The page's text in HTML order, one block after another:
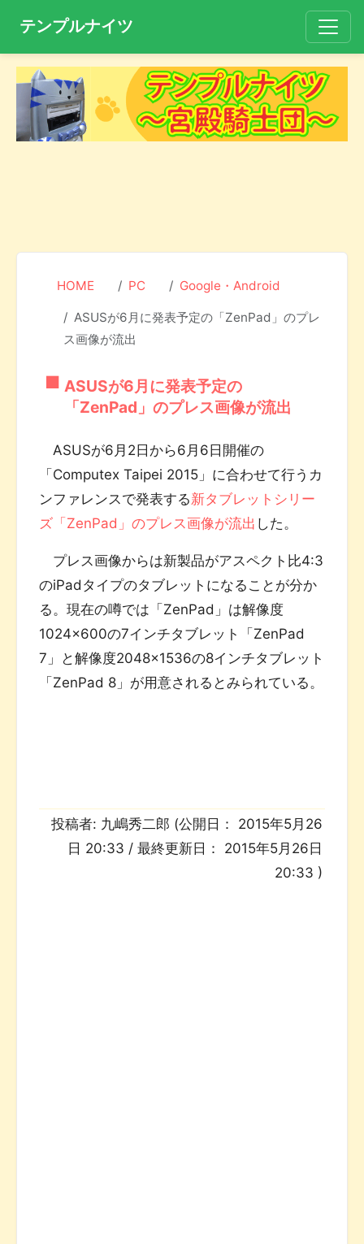
テンプルナイツ
HOME PC Google・Android
ASUSが6月に発表予定の「ZenPad」のプレ
ス画像が流出
ASUSが6月に発表予定の
「ZenPad」のプレス画像が流出
ASUSが6月2日から6月6日開催の
「Computex Taipei 2015」に合わせて行うカ
ンファレンスで発表する新タブレットシリー
ズ「ZenPad」のプレス画像が流出 した。
プレス画像からは新製品がアスペクト比4:3
のiPadタイプのタブレットになることが分か
る。現在の噂では「ZenPad」は解像度
1024×600の7インチタブレット「ZenPad
7」と解像度2048×1536の8インチタブレット
「ZenPad 8」が用意されるとみられている。
投稿者: 九嶋秀二郎 (公開日： 2015年5月26
日 20:33 / 最終更新日： 2015年5月26日
20:33 )